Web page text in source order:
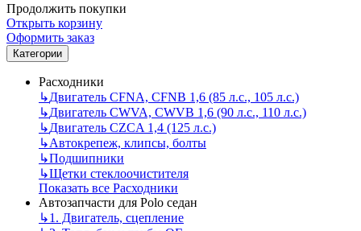
Продолжить покупки
Открыть корзину
Оформить заказ
Категории
Расходники
↳Двигатель CFNA, CFNB 1,6 (85 л.с., 105 л.с.)
↳Двигатель CWVA, CWVB 1,6 (90 л.с., 110 л.с.)
↳Двигатель CZCA 1,4 (125 л.с.)
↳Автокрепеж, клипсы, болты
↳Подшипники
↳Щетки стеклоочистителя
Показать все Расходники
Автозапчасти для Polo седан
↳1. Двигатель, сцепление